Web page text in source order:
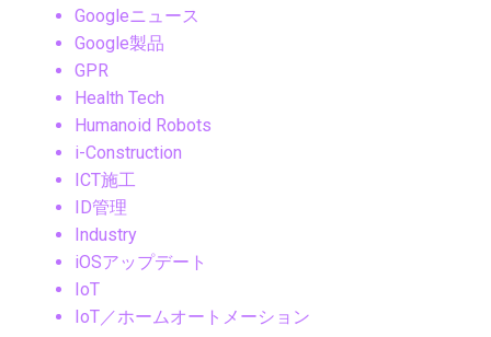
Googleニュース
Google製品
GPR
Health Tech
Humanoid Robots
i-Construction
ICT施工
ID管理
Industry
iOSアップデート
IoT
IoT／ホームオートメーション